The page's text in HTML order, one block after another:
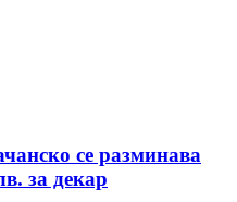
се разминава
за декар